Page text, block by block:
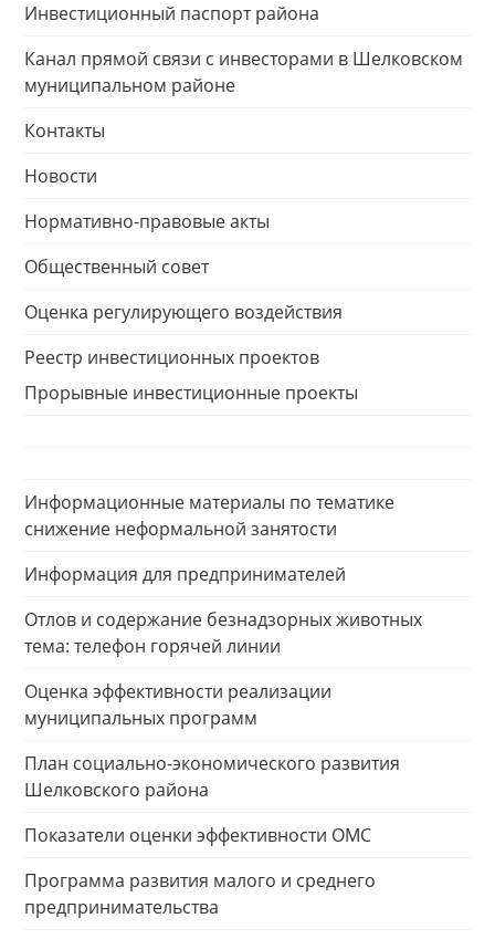
Инвестиционный паспорт района
Канал прямой связи с инвесторами в Шелковском
муниципальном районе
Контакты
Новости
Нормативно-правовые акты
Общественный совет
Оценка регулирующего воздействия
Реестр инвестиционных проектов
Прорывные инвестиционные проекты
Информационные материалы по тематике
снижение неформальной занятости
Информация для предпринимателей
Отлов и содержание безнадзорных животных
тема: телефон горячей линии
Оценка эффективности реализации
муниципальных программ
План социально-экономического развития
Шелковского района
Показатели оценки эффективности ОМС
Программа развития малого и среднего
предпринимательства